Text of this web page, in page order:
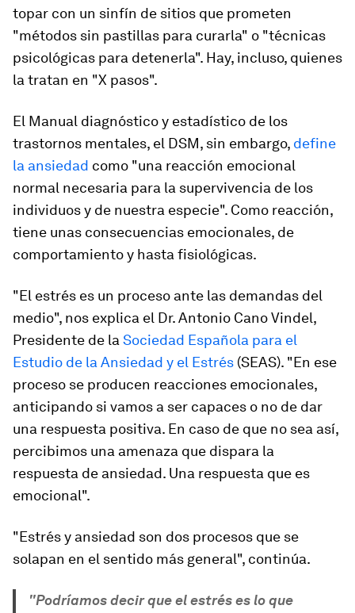
topar con un sinfín de sitios que prometen
"métodos sin pastillas para curarla" o "técnicas
psicológicas para detenerla". Hay, incluso, quienes
la tratan en "X pasos".
El Manual diagnóstico y estadístico de los
trastornos mentales, el DSM, sin embargo, define
la ansiedad como "una reacción emocional
normal necesaria para la supervivencia de los
individuos y de nuestra especie". Como reacción,
tiene unas consecuencias emocionales, de
comportamiento y hasta fisiológicas.
"El estrés es un proceso ante las demandas del
medio", nos explica el Dr. Antonio Cano Vindel,
Presidente de la Sociedad Española para el
Estudio de la Ansiedad y el Estrés (SEAS). "En ese
proceso se producen reacciones emocionales,
anticipando si vamos a ser capaces o no de dar
una respuesta positiva. En caso de que no sea así,
percibimos una amenaza que dispara la
respuesta de ansiedad. Una respuesta que es
emocional".
"Estrés y ansiedad son dos procesos que se
solapan en el sentido más general", continúa.
"Podríamos decir que el estrés es lo que